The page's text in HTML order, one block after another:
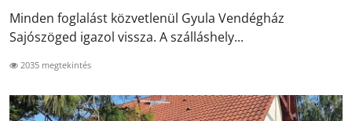
Minden foglalást közvetlenül Gyula Vendégház
Sajószöged igazol vissza. A szálláshely...
2035 megtekintés